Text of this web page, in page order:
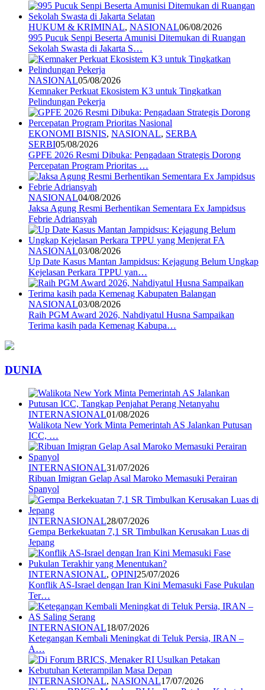
HUKUM & KRIMINAL, NASIONAL06/08/2026
995 Pucuk Senpi Beserta Amunisi Ditemukan di Ruangan
Sekolah Swasta di Jakarta S…
NASIONAL05/08/2026
Kemnaker Perkuat Ekosistem K3 untuk Tingkatkan
Pelindungan Pekerja
EKONOMI BISNIS, NASIONAL, SERBA
SERBI05/08/2026
GPFE 2026 Resmi Dibuka: Pengadaan Strategis Dorong
Percepatan Program Prioritas …
NASIONAL04/08/2026
Jaksa Agung Resmi Berhentikan Sementara Ex Jampidsus
Febrie Adriansyah
NASIONAL03/08/2026
Up Date Kasus Mantan Jampidsus: Kejagung Belum Ungkap
Kejelasan Perkara TPPU yan…
NASIONAL03/08/2026
Raih PGM Award 2026, Nahdiyatul Husna Sampaikan
Terima kasih pada Kemenag Kabupa…
DUNIA
INTERNASIONAL01/08/2026
Walikota New York Minta Pemerintah AS Jalankan Putusan
ICC, …
INTERNASIONAL31/07/2026
Ribuan Imigran Gelap Asal Maroko Memasuki Perairan
Spanyol
INTERNASIONAL28/07/2026
Gempa Berkekuatan 7,1 SR Timbulkan Kerusakan Luas di
Jepang
INTERNASIONAL, OPINI25/07/2026
Konflik AS-Israel dengan Iran Kini Memasuki Fase Pukulan
Ter…
INTERNASIONAL18/07/2026
Ketegangan Kembali Meningkat di Teluk Persia, IRAN –
A…
INTERNASIONAL, NASIONAL17/07/2026